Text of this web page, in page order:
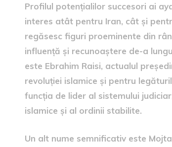
Profilul potențialilor succesori ai
interes atât pentru Iran, cât și
regăsesc figuri proeminente din
influență și recunoaștere de-a
este Ebrahim Raisi, actualul
revoluției islamice și pentru
funcția de lider al sistemului
islamice și al ordinii stabilite.
Un alt nume semnificativ este